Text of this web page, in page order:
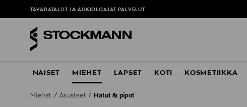
TAVARATALOT JA AUKIOLOAJAT PALVELUT
NAISET MIEHET LAPSET KOTI KOSMETIIKKA
Miehet Asusteet Hatut & pipot